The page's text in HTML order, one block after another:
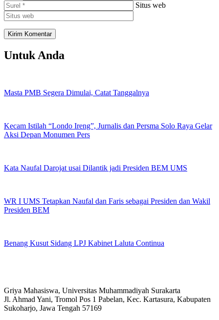
Situs web
Untuk Anda
Masta PMB Segera Dimulai, Catat Tanggalnya
Kecam Istilah “Londo Ireng”, Jurnalis dan Persma Solo Raya Gelar
Aksi Depan Monumen Pers
Kata Naufal Darojat usai Dilantik jadi Presiden BEM UMS
WR I UMS Tetapkan Naufal dan Faris sebagai Presiden dan Wakil
Presiden BEM
Benang Kusut Sidang LPJ Kabinet Laluta Continua
Griya Mahasiswa, Universitas Muhammadiyah Surakarta
Jl. Ahmad Yani, Tromol Pos 1 Pabelan, Kec. Kartasura, Kabupaten
Sukoharjo, Jawa Tengah 57169